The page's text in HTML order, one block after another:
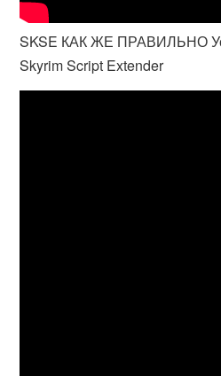
SKSE КАК ЖЕ ПРАВИЛЬНО
Skyrim Script Extender